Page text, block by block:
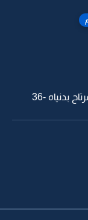
بدنياه -36